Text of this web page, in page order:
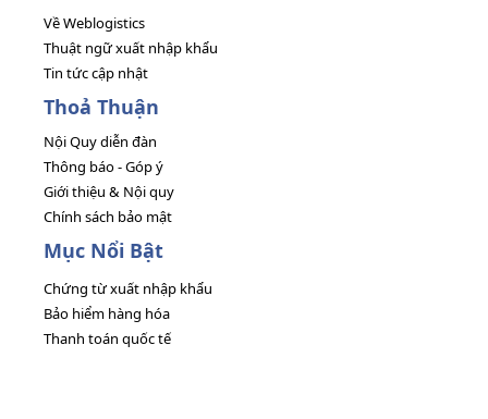
Về Weblogistics
Thuật ngữ xuất nhập khẩu
Tin tức cập nhật
Thoả Thuận
Nội Quy diễn đàn
Thông báo - Góp ý
Giới thiệu & Nội quy
Chính sách bảo mật
Mục Nổi Bật
Chứng từ xuất nhập khẩu
Bảo hiểm hàng hóa
Thanh toán quốc tế